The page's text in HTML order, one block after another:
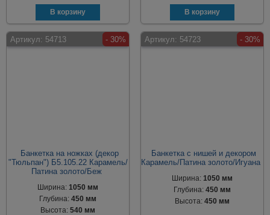
Артикул: 54713 - 30%
Банкетка на ножках (декор
"Тюльпан") Б5.105.22 Карамель/
Патина золото/Беж
Ширина:1050 мм
Глубина:450 мм
Высота:540 мм
Артикул: 54723 - 30%
Банкетка с нишей и декором
Карамель/Патина золото/Игуана
Ширина: 1050 мм
Глубина: 450 мм
Высота: 450 мм